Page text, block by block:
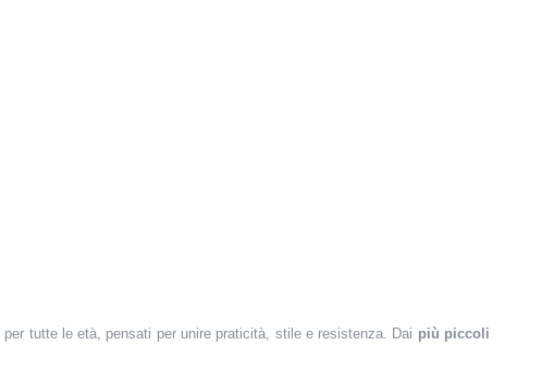
per tutte le età, pensati per unire praticità, stile e resistenza. Dai più piccoli